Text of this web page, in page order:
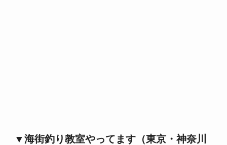
▼海街釣り教室やってます（東京・神奈川